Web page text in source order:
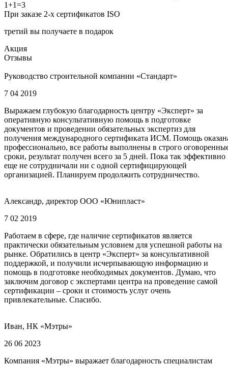
1+1=3
При заказе 2-х сертификатов ISO
третий вы получаете в подарок
Акция
Отзывы
Руководство строительной компании «Стандарт»
7 04 2019
Выражаем глубокую благодарность центру «Эксперт» за
оперативную консультативную помощь в подготовке
документов и проведении обязательных экспертиз для
получения международного сертификата ИСМ. Помощь
профессионально, все работы выполнены в строго
сроки, результат получен всего за 5 дней. Пока так эффективно
еще не сотрудничали ни с одной сертифицирующей
организацией. Планируем продолжить сотрудничество.
Александр, директор ООО «Юнипласт»
7 02 2019
Работаем в сфере, где наличие сертификатов является
практически обязательным условием для успешной работы на
рынке. Обратились в центр «Эксперт» за консультативной
поддержкой, и получили исчерпывающую информацию и
помощь в подготовке необходимых документов. Думаю, что
заключим договор с экспертами центра на проведение самой
сертификации – сроки и стоимость услуг очень
привлекательные. Спасибо.
Иван, НК «Мэтры»
26 06 2023
Компания «Мэтры» выражает благодарность специалистам